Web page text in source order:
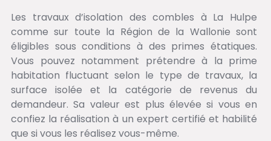
Les travaux d’isolation des combles à La Hulpe
comme sur toute la Région de la Wallonie sont
éligibles sous conditions à des primes étatiques.
Vous pouvez notamment prétendre à la prime
habitation fluctuant selon le type de travaux, la
surface isolée et la catégorie de revenus du
demandeur. Sa valeur est plus élevée si vous en
confiez la réalisation à un expert certifié et habilité
que si vous les réalisez vous-même.